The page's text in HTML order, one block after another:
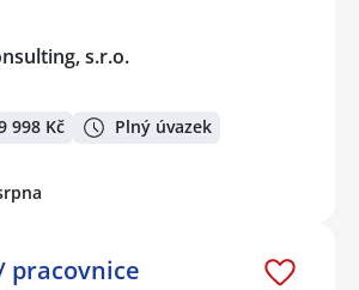
s.r.o.
998 Kč Plný úvazek
pracovnice